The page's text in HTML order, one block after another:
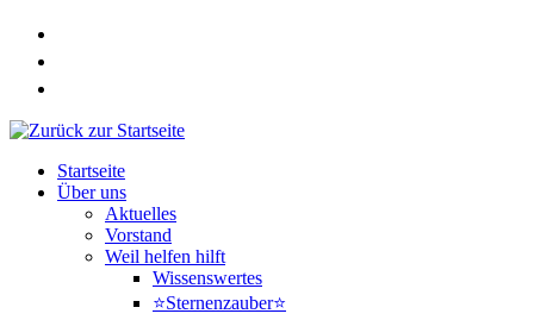
Zum
springen
Startseite
Über uns
Aktuelles
Vorstand
Weil helfen hilft
Wissenswertes
⭐Sternenzauber⭐